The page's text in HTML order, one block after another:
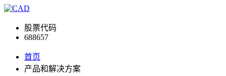
股票代码
688657
首页
产品和解决方案